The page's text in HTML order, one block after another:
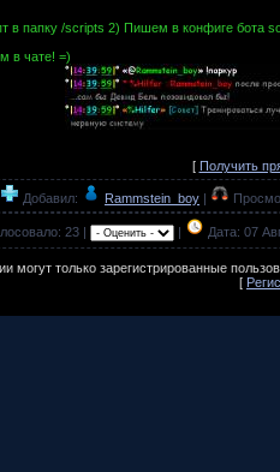
в папку /scripts 2) Пишем в конфиге бота
в чате! =)
[ Получить
Добавил: Rammstein_boy |
23 | | Дата: 07
могут только зарегистрированные
[